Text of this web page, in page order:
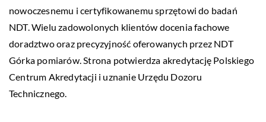
nowoczesnemu i certyfikowanemu sprzętowi do badań
NDT. Wielu zadowolonych klientów docenia fachowe
doradztwo oraz precyzyjność oferowanych przez NDT
Górka pomiarów. Strona potwierdza akredytację Polskiego
Centrum Akredytacji i uznanie Urzędu Dozoru
Technicznego.